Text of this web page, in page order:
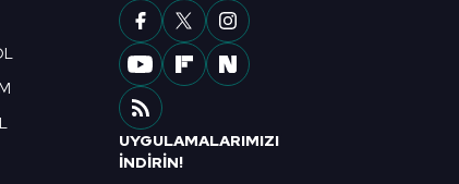
UYGULAMALARIMIZI
İNDİRİN!